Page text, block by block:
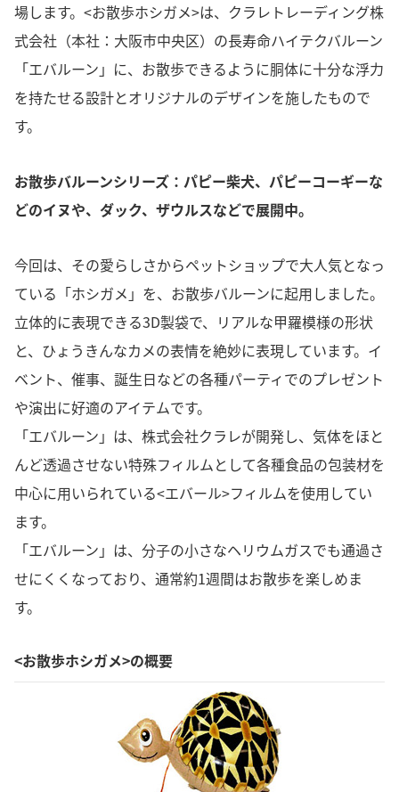
場します。<お散歩ホシガメ>は、クラレトレーディング株
式会社（本社：大阪市中央区）の長寿命ハイテクバルーン
「エバルーン」に、お散歩できるように胴体に十分な浮力
を持たせる設計とオリジナルのデザインを施したもので
す。
お散歩バルーンシリーズ：パピー柴犬、パピーコーギーな
どのイヌや、ダック、ザウルスなどで展開中。
今回は、その愛らしさからペットショップで大人気となっ
ている「ホシガメ」を、お散歩バルーンに起用しました。
立体的に表現できる3D製袋で、リアルな甲羅模様の形状
と、ひょうきんなカメの表情を絶妙に表現しています。イ
ベント、催事、誕生日などの各種パーティでのプレゼント
や演出に好適のアイテムです。
「エバルーン」は、株式会社クラレが開発し、気体をほと
んど透過させない特殊フィルムとして各種食品の包装材を
中心に用いられている<エバール>フィルムを使用してい
ます。
「エバルーン」は、分子の小さなヘリウムガスでも通過さ
せにくくなっており、通常約1週間はお散歩を楽しめま
す。
<お散歩ホシガメ>の概要